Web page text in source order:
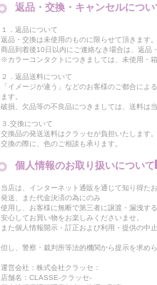
返品・交換・キャンセルについ
１．返品について
返品・交換は未使用のものに限らせて頂きます。
商品到着後10日以内にご連絡なき場合は、返品
※カラーコンタクトにつきましては、未使用・
２．返品送料について
「イメージが違う」などのお客様のご都合に
ます。
破損、欠品等の不良品につきましては、送料は
３.交換について
交換品の発送送料はクラッセが負担いたします
交換の際に、色のご相談も承ります。
個人情報のお取り扱いについて
当店は、インターネット通販を通じて知り得た
発送、また代金決済の為にのみ
使用し、お客様に無断で第三者に譲渡・漏洩す
安心してお買い物をお楽しみくださいませ。
また個人情報開示・訂正および利用・提供の中
但し、警察・裁判所等法的機関から提示を求め
運営会社：株式会社クラッセ：
店舗名：CLASSE-クラッセ-